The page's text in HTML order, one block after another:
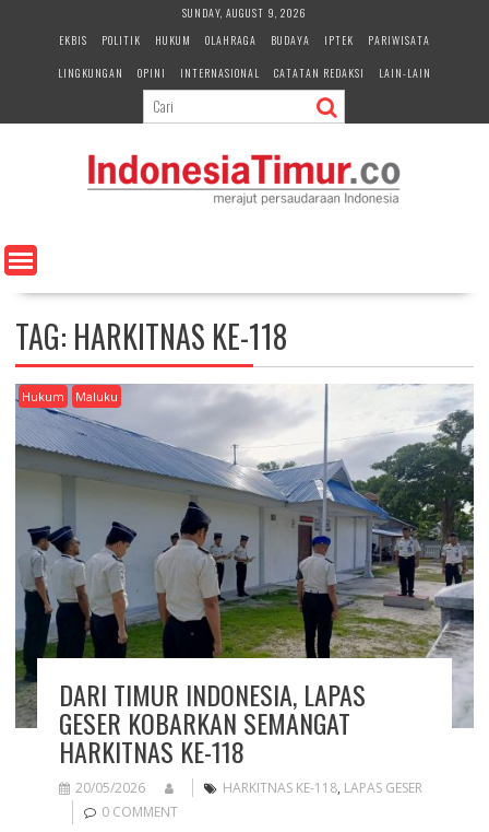
e
n
SUNDAY, AUGUST 9, 2026
EKBIS
POLITIK HUKUM OLAHRAGA BUDAYA IPTEK
PARIWISATA
LINGKUNGAN
OPINI INTERNASIONAL CATATAN REDAKSI LAIN-LAIN
TAG: HARKITNAS KE-118
Hukum Maluku
DARI TIMUR INDONESIA, LAPAS
GESER KOBARKAN SEMANGAT
HARKITNAS KE-118
20/05/2026 HARKITNAS KE-118, LAPAS GESER
0 COMMENT